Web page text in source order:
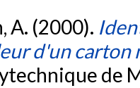
A. (2000).
d'un carton
de